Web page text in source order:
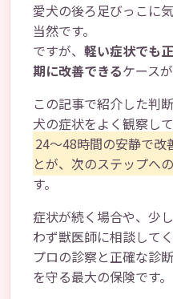
愛犬の後ろ足びっこに
当然です。
ですが、 軽い症状でも
期に改善できるケース
この記事で紹介した判
犬の症状をよく観察し
24～48時間の安静で改
とが、次のステップへ
す。
症状が続く場合や、少
わず獣医師に相談してく
プロの診察と正確な診
を守る最大の保険です。